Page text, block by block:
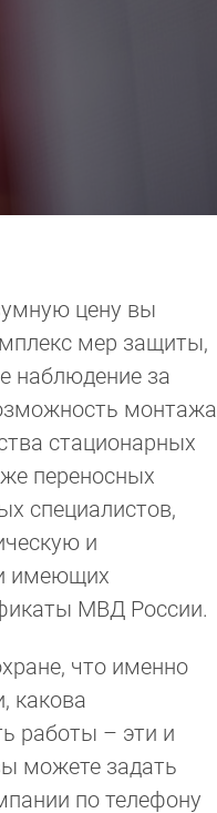
цену вы
мер защиты,
наблюдение за
монтажа
стационарных
переносных
специалистов,
и
имеющих
МВД России.
что именно
какова
работы – эти и
можете задать
по телефону